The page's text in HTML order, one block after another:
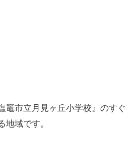
竈市立月見ヶ丘小学校』のすぐ
地域です。